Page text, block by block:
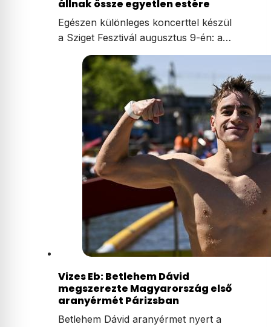
állnak össze egyetlen estére
Egészen különleges koncerttel készül
a Sziget Fesztivál augusztus 9-én: a…
Vizes Eb: Betlehem Dávid
megszerezte Magyarország első
aranyérmét Párizsban
Betlehem Dávid aranyérmet nyert a